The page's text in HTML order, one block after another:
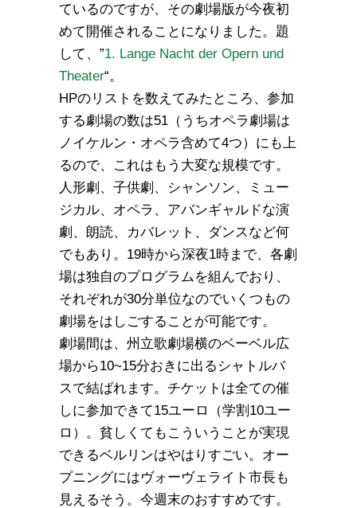
ているのですが、その劇場版が今夜初
めて開催されることになりました。題
して、”1. Lange Nacht der Opern und
Theater“。
HPのリストを数えてみたところ、参加
する劇場の数は51（うちオペラ劇場は
ノイケルン・オペラ含めて4つ）にも上
るので、これはもう大変な規模です。
人形劇、子供劇、シャンソン、ミュー
ジカル、オペラ、アバンギャルドな演
劇、朗読、カバレット、ダンスなど何
でもあり。19時から深夜1時まで、各劇
場は独自のプログラムを組んでおり、
それぞれが30分単位なのでいくつもの
劇場をはしごすることが可能です。
劇場間は、州立歌劇場横のベーベル広
場から10~15分おきに出るシャトルバ
スで結ばれます。チケットは全ての催
しに参加できて15ユーロ（学割10ユー
ロ）。貧しくてもこういうことが実現
できるベルリンはやはりすごい。オー
プニングにはヴォーヴェライト市長も
見えるそう。今週末のおすすめです。